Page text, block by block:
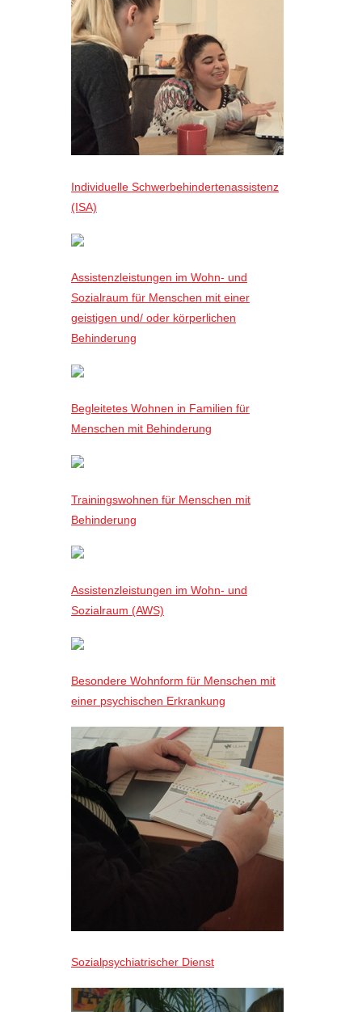
Individuelle Schwerbehindertenassistenz
(ISA)
Assistenzleistungen im Wohn- und
Sozialraum für Menschen mit einer
geistigen und/ oder körperlichen
Behinderung
Begleitetes Wohnen in Familien für
Menschen mit Behinderung
Trainingswohnen für Menschen mit
Behinderung
Assistenzleistungen im Wohn- und
Sozialraum (AWS)
Besondere Wohnform für Menschen mit
einer psychischen Erkrankung
Sozialpsychiatrischer Dienst